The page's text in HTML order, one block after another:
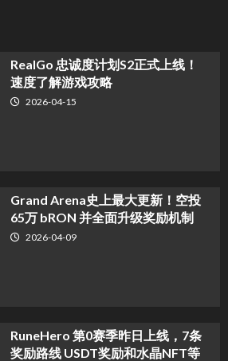
​RealGo 忠诚度计划S2正式上线！
速度了解游戏攻略
2026-04-15
Grand Arena史上最大更新！空投
65万 bRON 并全面升级奖励机制
2026-04-09
RuneHero 第0赛季昨日上线，7条
奖励路线 USDT奖励和水晶NFT等